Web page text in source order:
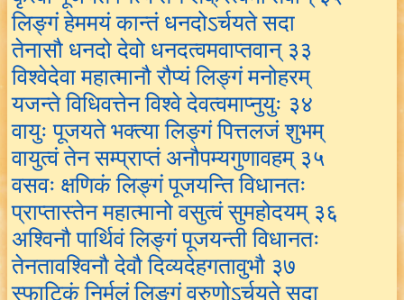
लिङ्गं हेममयं कान्तं धनदोऽर्चयते सदा
तेनासौ धनदो देवो धनदत्वमवाप्तवान् ३३
विश्वेदेवा महात्मानौ रौप्यं लिङ्गं मनोहरम्
यजन्ते विधिवत्तेन विश्वे देवत्वमाप्नुयुः ३४
वायुः पूजयते भक्त्या लिङ्गं पित्तलजं शुभम्
वायुत्वं तेन सम्प्राप्तं अनौपम्यगुणावहम् ३५
वसवः क्षणिकं लिङ्गं पूजयन्ति विधानतः
प्राप्तास्तेन महात्मानो वसुत्वं सुमहोदयम् ३६
अश्विनौ पार्थिवं लिङ्गं पूजयन्ती विधानतः
तेनतावश्विनौ देवौ दिव्यदेहगतावुभौ ३७
स्फाटिकं निर्मलं लिङ्गं वरुणोऽर्चयते सदा